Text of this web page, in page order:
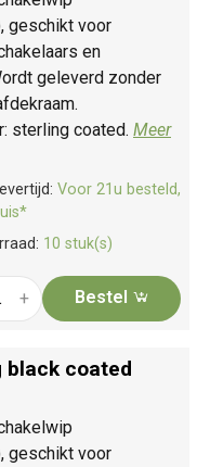
geschikt voor
en
geleverd zonder
sterling coated. Meer
Voor 21u besteld,
10 stuk(s)
+ Bestel
black coated
geschikt voor